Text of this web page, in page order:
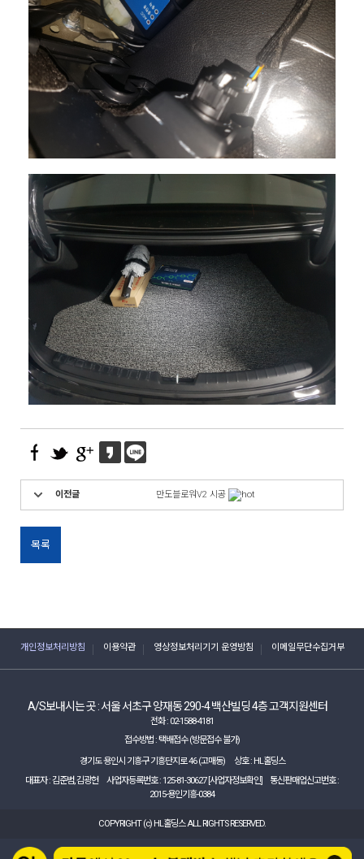
이전글 만도블로워V2 시공
목록
개인정보처리방침 이용약관 영상정보처리기기 운영방침 이메일무단수집거부
A/S보내시는 곳 :서울 서초구 양재동 290-4 백산빌딩 4층 고객지원센터
전화 : 02-1588-4181
접수방법 : 택배접수 (방문접수 불가)
경기도 용인시 기흥구 기흥단지로 46 (고매동)
상호 : HL홀딩스
대표자 :김준범, 김광헌 사업자등록번호 : 125-81-30627 [사업자정보확인]
통신판매업신고번호 :
2015-용인기흥-0384
COPYRIGHT (c) HL홀딩스ALL RIGHTS RESERVED.